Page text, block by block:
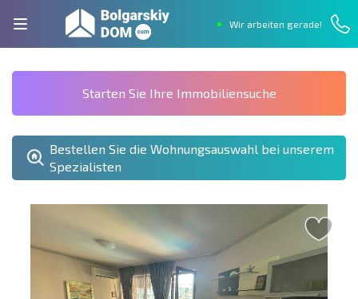
Wir arbeiten gerade!
Starten Sie Ihre Immobiliensuche
Bestellen Sie die Wohnungsauswahl bei unserem
Spezialisten